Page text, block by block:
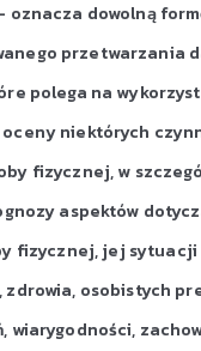
oznacza dowolną
przetwarzania
polega na
niektórych
fizycznej, w
aspektów
fizycznej, jej sytuacji
zdrowia, osobistych
wiarygodności,